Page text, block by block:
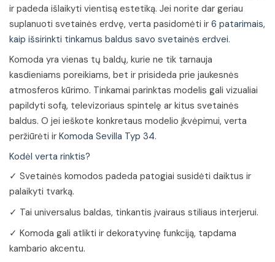
ir padeda išlaikyti vientisą estetiką. Jei norite dar geriau
suplanuoti svetainės erdvę, verta pasidomėti ir 6 patarimais,
kaip išsirinkti tinkamus baldus savo svetainės erdvei.
Komoda yra vienas tų baldų, kurie ne tik tarnauja
kasdieniams poreikiams, bet ir prisideda prie jaukesnės
atmosferos kūrimo. Tinkamai parinktas modelis gali vizualiai
papildyti sofą, televizoriaus spintelę ar kitus svetainės
baldus. O jei ieškote konkretaus modelio įkvėpimui, verta
peržiūrėti ir Komoda Sevilla Typ 34.
Kodėl verta rinktis?
✓ Svetainės komodos padeda patogiai susidėti daiktus ir
palaikyti tvarką.
✓ Tai universalus baldas, tinkantis įvairaus stiliaus interjerui.
✓ Komoda gali atlikti ir dekoratyvinę funkciją, tapdama
kambario akcentu.